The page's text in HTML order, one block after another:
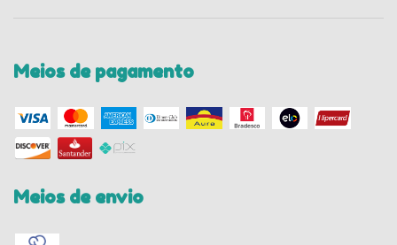
Meios de pagamento
Meios de envio